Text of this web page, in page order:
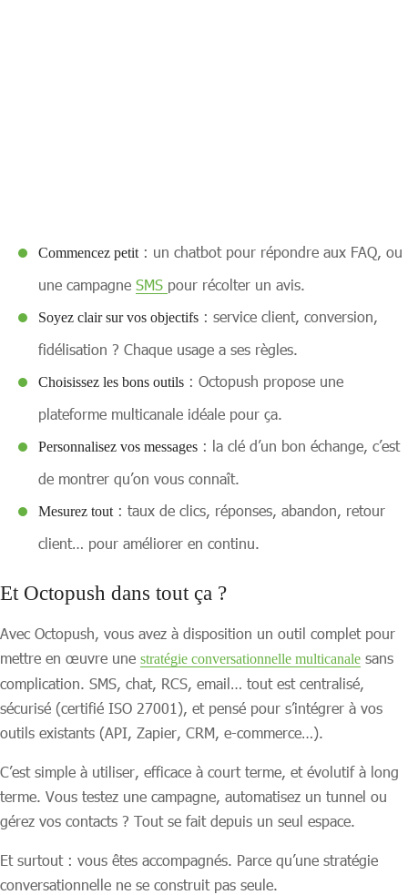
Commencez petit : un chatbot pour répondre aux FAQ, ou
une campagne SMS pour récolter un avis.
Soyez clair sur vos objectifs : service client, conversion,
fidélisation ? Chaque usage a ses règles.
Choisissez les bons outils : Octopush propose une
plateforme multicanale idéale pour ça.
Personnalisez vos messages : la clé d’un bon échange, c’est
de montrer qu’on vous connaît.
Mesurez tout : taux de clics, réponses, abandon, retour
client… pour améliorer en continu.
Et Octopush dans tout ça ?
Avec Octopush, vous avez à disposition un outil complet pour
mettre en œuvre une stratégie conversationnelle multicanale sans
complication. SMS, chat, RCS, email… tout est centralisé,
sécurisé (certifié ISO 27001), et pensé pour s’intégrer à vos
outils existants (API, Zapier, CRM, e-commerce…).
C’est simple à utiliser, efficace à court terme, et évolutif à long
terme. Vous testez une campagne, automatisez un tunnel ou
gérez vos contacts ? Tout se fait depuis un seul espace.
Et surtout : vous êtes accompagnés. Parce qu’une stratégie
conversationnelle ne se construit pas seule.